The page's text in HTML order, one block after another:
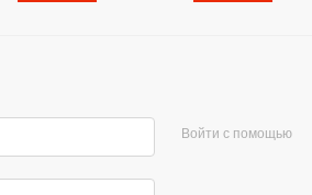
Войти с помощью